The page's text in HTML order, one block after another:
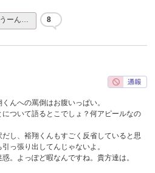
うーん… 8
んへの罵倒はお腹いっぱい。
ついて語るとこでしょ？何アピールなの
し、裕翔くんもすごく反省していると思
っ張り出してんじゃないよ。
。よっぽど暇なんですね。貴方達は。